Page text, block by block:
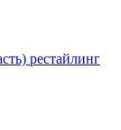
рестайлинг